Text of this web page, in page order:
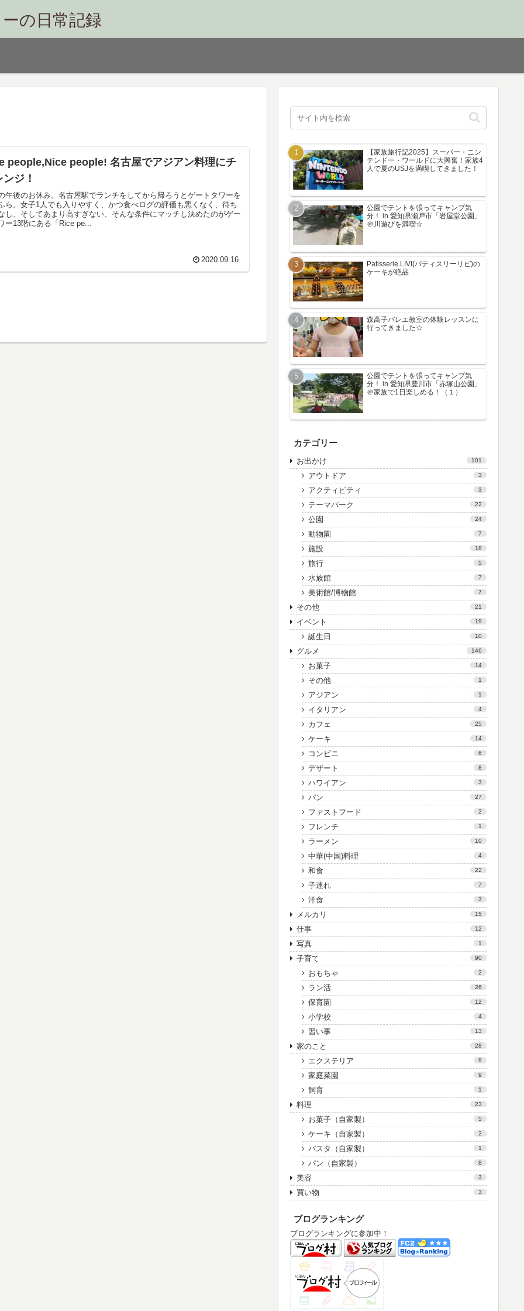
の日常記録
people,Nice people! 名古屋でアジアン料理にチ
ンジ！
午後のお休み。名古屋駅でランチをしてから帰ろうとゲートタワーを
ら。女子1人でも入りやすく、かつ食べログの評価も悪くなく、待ち
し、そしてあまり高すぎない、そんな条件にマッチし決めたのがゲー
ー13階にある「Rice pe...
2020.09.16
【家族旅行記2025】スーパー・ニン
テンドー・ワールドに大興奮！家族4
人で夏のUSJを満喫してきました！
公園でテントを張ってキャンプ気
分！ in 愛知県瀬戸市「岩屋堂公園」
＠川遊びを満喫☆
Patisserie LIVI(パティスリーリビ)の
ケーキが絶品
森高子バレエ教室の体験レッスンに
行ってきました☆
公園でテントを張ってキャンプ気
分！ in 愛知県豊川市「赤塚山公園」
＠家族で1日楽しめる！（１）
カテゴリー
お出かけ 101
アウトドア 3
アクティビティ 3
テーマパーク 22
公園 24
動物園 7
施設 18
旅行 5
水族館 7
美術館/博物館 7
その他 21
イベント 19
誕生日 10
グルメ 146
お菓子 14
その他 1
アジアン 1
イタリアン 4
カフェ 25
ケーキ 14
コンビニ 6
デザート 8
ハワイアン 3
パン 27
ファストフード 2
フレンチ 1
ラーメン 10
中華(中国)料理 4
和食 22
子連れ 7
洋食 3
メルカリ 15
仕事 12
写真 1
子育て 90
おもちゃ 2
ラン活 26
保育園 12
小学校 4
習い事 13
家のこと 28
エクステリア 9
家庭菜園 9
飼育 1
料理 23
お菓子（自家製） 5
ケーキ（自家製） 2
パスタ（自家製） 1
パン（自家製） 8
美容 3
買い物 3
ブログランキング
ブログランキングに参加中！